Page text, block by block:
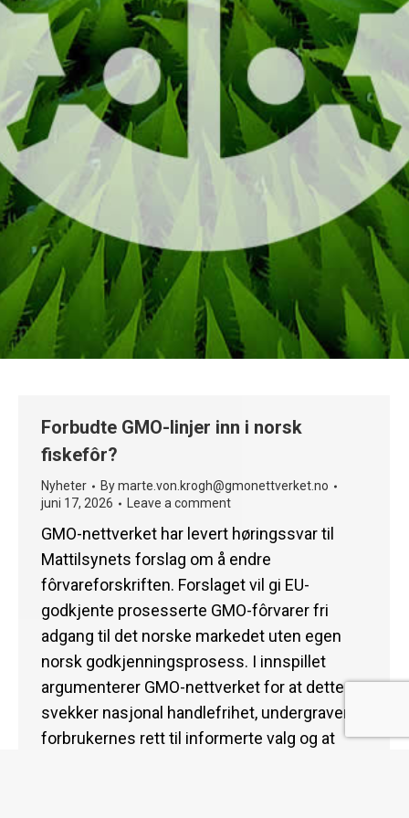
Forbudte GMO-linjer inn i norsk
fiskefôr?
Nyheter Bymarte.von.krogh@gmonettverket.no
juni 17, 2026
Leave a comment
GMO-nettverket har levert høringssvar til
Mattilsynets forslag om å endre
fôrvareforskriften. Forslaget vil gi EU-
godkjente prosesserte GMO-fôrvarer fri
adgang til det norske markedet uten egen
norsk godkjenningsprosess. I innspillet
argumenterer GMO-nettverket for at dette
svekker nasjonal handlefrihet, undergraver
forbrukernes rett til informerte valg og at